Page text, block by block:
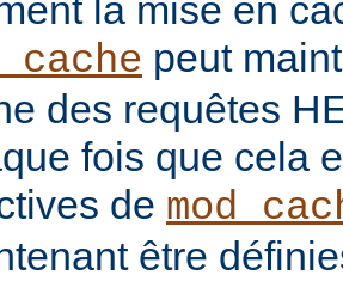
la mise en
peut
des requêtes
fois que cela
de
être